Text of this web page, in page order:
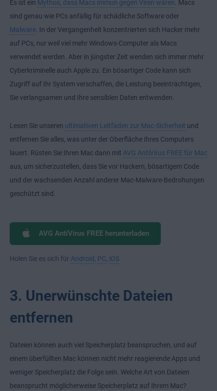
Es ist ein Mythos, dass Macs immun gegen Viren wären . Macs
sind genau wie PCs anfällig für schädliche Software oder
Malware . In der Vergangenheit konzentrierten sich Hacker mehr
auf PCs, nur weil viel mehr Windows-Computer als Macs
verwendet werden. Aber in jüngster Zeit wenden sich immer mehr
Cyberkriminelle auch Apple zu. Ein bösartiger Code kann sich
Zugriff auf Ihr System verschaffen, die Leistung beeinträchtigen,
Sie verlangsamen und Ihre sensiblen Daten entwenden.
Lesen Sie unseren ultimativen Leitfaden zur Mac-Sicherheit und
entfernen Sie alles, was unter der Oberfläche Ihres Computers
lauert. Rüsten Sie Ihren Mac dann mit AVG AntiVirus FREE für Mac
aus, um sicherzustellen, dass Sie vor Hackern, bösartigem Code
und der wachsenden Anzahl anderer Mac-Malware-Bedrohungen
geschützt sind.
AVG AntiVirus FREE herunterladen
Holen Sie es sich für Android PC iOS
3. Unerwünschte Dateien
entfernen
Dateien können auch viel Speicherplatz beanspruchen, und auf
einem überfüllten Mac können nicht mehr reagierende Apps und
weniger Speicherplatz die Folge sein. Welche Art von Dateien
beansprucht möglicherweise Speicherplatz auf Ihrem Mac?